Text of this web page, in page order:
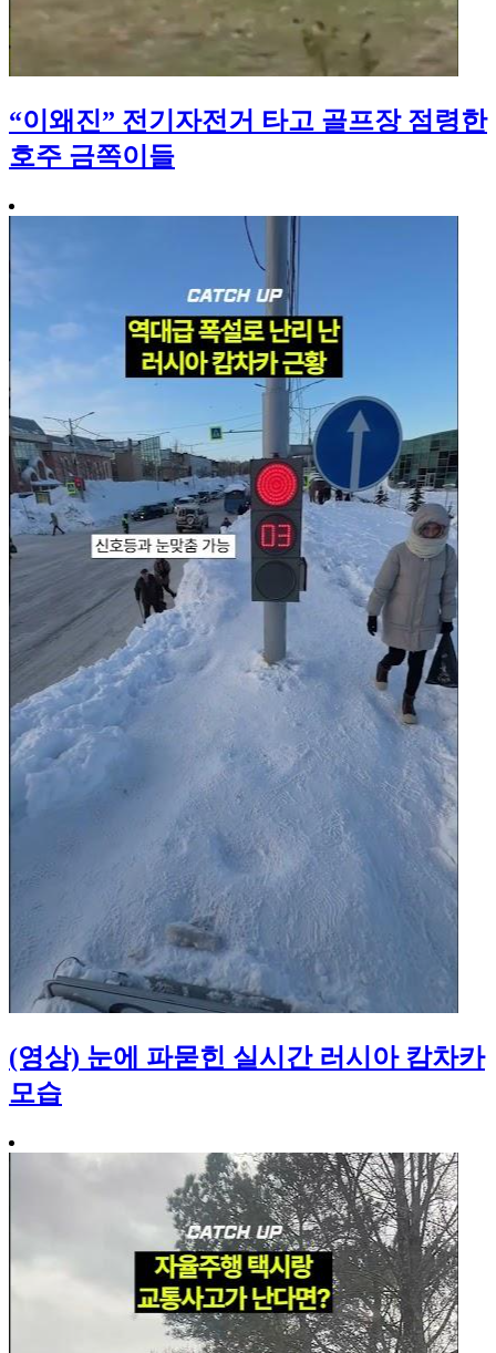
“이왜진” 전기자전거 타고 골프장 점령한
호주 금쪽이들
(영상) 눈에 파묻힌 실시간 러시아 캄차카
모습